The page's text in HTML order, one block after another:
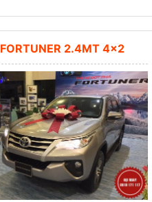
FORTUNER 2.4MT 4×2